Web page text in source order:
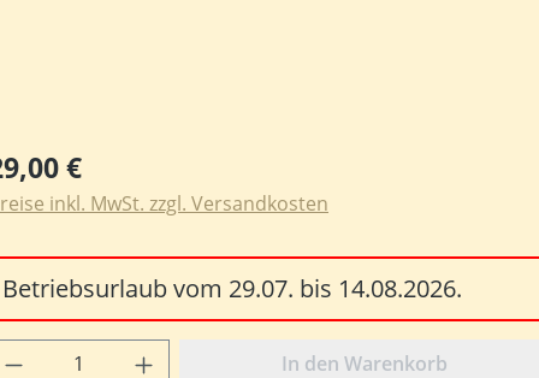
Preis:
€
inkl. MwSt. zzgl. Versandkosten
Betriebsurlaub vom 29.07. bis 14.08.2026.
Anzahl: Gib den gewünschten
In den Warenkorb